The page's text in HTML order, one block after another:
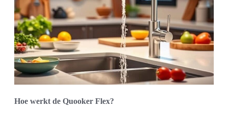
Hoe werkt de Quooker Flex?